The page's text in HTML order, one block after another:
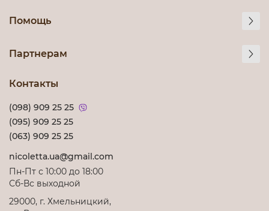
Помощь
Партнерам
Контакты
(098) 909 25 25
(095) 909 25 25
(063) 909 25 25
nicoletta.ua@gmail.com
Пн-Пт с 10:00 до 18:00
Сб-Вс выходной
29000, г. Хмельницкий,